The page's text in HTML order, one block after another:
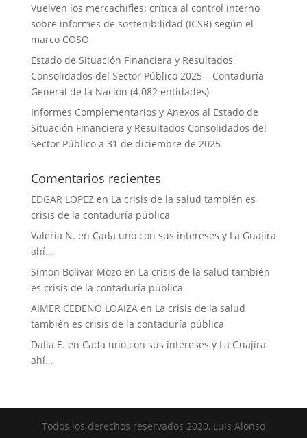
Vuelven los mercachifles: crítica al control interno
sobre informes de sostenibilidad (ICSR) según el
marco COSO
Estado de Situación Financiera y Resultados
Consolidados del Sector Público 2025 – Contaduría
General de la Nación (4.082 entidades)
Informes Complementarios y Anexos al Estado de
Situación Financiera y Resultados Consolidados del
Sector Público a 31 de diciembre de 2025
Comentarios recientes
EDGAR LOPEZen La crisis de la salud también es
crisis de la contaduría pública
Valeria N. en Cada uno con sus intereses y La Guajira
ahí…
Simon Bolivar Mozoen La crisis de la salud también
es crisis de la contaduría pública
AIMER CEDENO LOAIZAen La crisis de la salud
también es crisis de la contaduría pública
Dalia E. en Cada uno con sus intereses y La Guajira
ahí…
Todos los derechos reservados 2020, Luis Alonso